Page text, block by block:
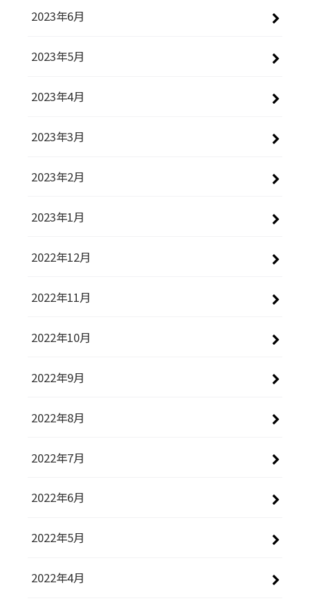
2023年6月
2023年5月
2023年4月
2023年3月
2023年2月
2023年1月
2022年12月
2022年11月
2022年10月
2022年9月
2022年8月
2022年7月
2022年6月
2022年5月
2022年4月